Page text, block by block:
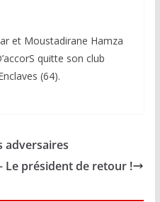
et Moustadirane Hamza
quitte son club
(64).
adversaires
Le président de retour !